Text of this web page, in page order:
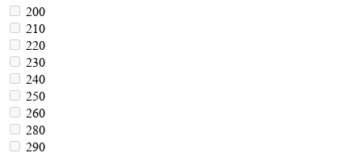
200
210
220
230
240
250
260
280
290